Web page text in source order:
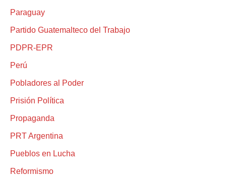
Paraguay
Partido Guatemalteco del Trabajo
PDPR-EPR
Perú
Pobladores al Poder
Prisión Política
Propaganda
PRT Argentina
Pueblos en Lucha
Reformismo